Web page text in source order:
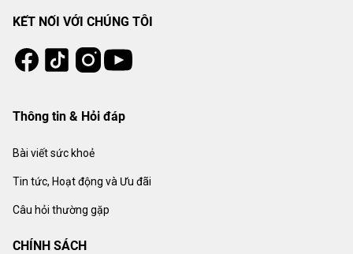
KẾT NỐI VỚI CHÚNG TÔI
Facebook
Tiktok Instagram
Youtube
Thông tin & Hỏi đáp
Bài viết sức khoẻ
Tin tức, Hoạt động và Ưu đãi
Câu hỏi thường gặp
CHÍNH SÁCH